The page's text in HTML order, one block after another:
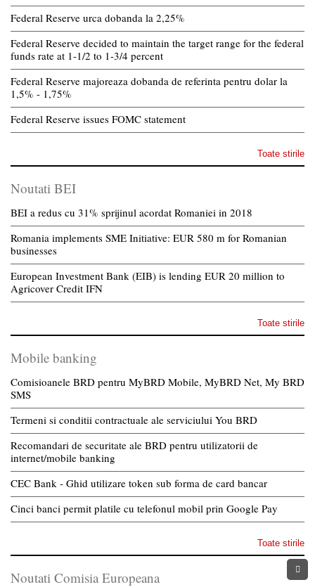
Federal Reserve urca dobanda la 2,25%
Federal Reserve decided to maintain the target range for the federal
funds rate at 1-1/2 to 1-3/4 percent
Federal Reserve majoreaza dobanda de referinta pentru dolar la
1,5% - 1,75%
Federal Reserve issues FOMC statement
Toate stirile
Noutati BEI
BEI a redus cu 31% sprijinul acordat Romaniei in 2018
Romania implements SME Initiative: EUR 580 m for Romanian
businesses
European Investment Bank (EIB) is lending EUR 20 million to
Agricover Credit IFN
Toate stirile
Mobile banking
Comisioanele BRD pentru MyBRD Mobile, MyBRD Net, My BRD
SMS
Termeni si conditii contractuale ale serviciului You BRD
Recomandari de securitate ale BRD pentru utilizatorii de
internet/mobile banking
CEC Bank - Ghid utilizare token sub forma de card bancar
Cinci banci permit platile cu telefonul mobil prin Google Pay
Toate stirile
Noutati Comisia Europeana